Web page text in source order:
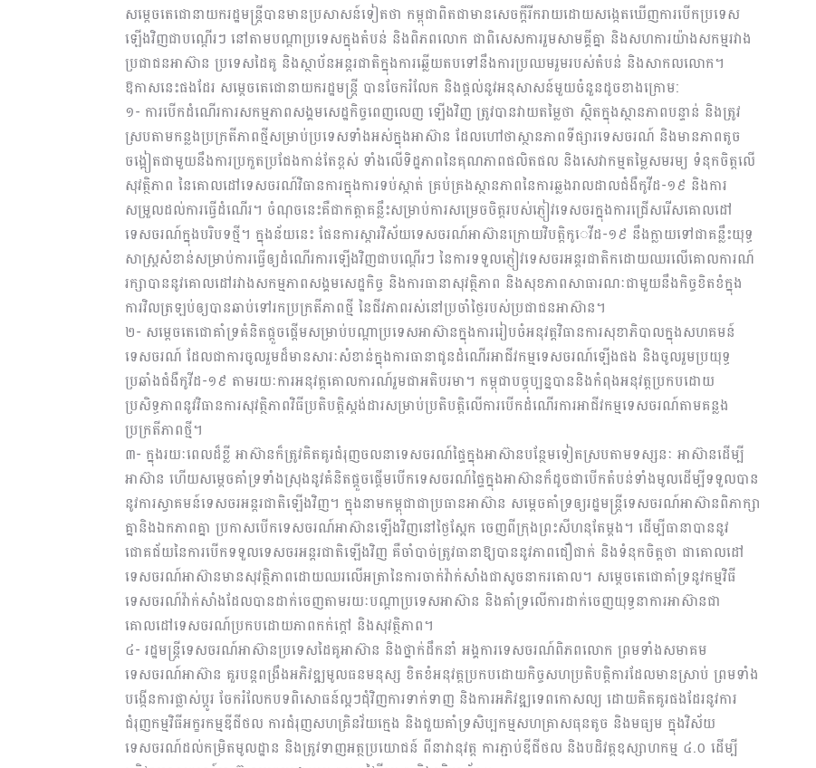
សម្តេចតេជោនាយករដ្ឋមន្ត្រីបានមានប្រសាសន៍ទៀតថា កម្ពុជាពិតជាមានសេចក្តីរីករាយដោយសង្កេតឃើញការបើកប្រទេស
ឡើងវិញជាបណ្ដើរៗ នៅតាមបណ្ដាប្រទេសក្នុងតំបន់ និងពិភពលោក ជាពិសេសការរួមសាមគ្គីគ្នា និងសហការយ៉ាងសកម្មរវាង
ប្រជាជនអាស៊ាន ប្រទេសដៃគូ និងស្ថាប័នអន្តរជាតិក្នុងការឆ្លើយតបទៅនឹងការប្រឈមរួមរបស់តំបន់ និងសាកលលោក។
ឱកាសនេះផងដែរ សម្ដេចតេជោនាយករដ្ឋមន្ត្រី បានចែករំលែក និងផ្ដល់នូវអនុសាសន៍មួយចំនួនដូចខាងក្រោម:
១- ការបើកដំណើរការសកម្មភាពសង្គមសេដ្ឋកិច្ចពេញលេញ ឡើងវិញ ត្រូវបានវាយតម្លៃថា ស្ថិតក្នុងស្ថានភាពបន្ទាន់ និងត្រូវ
ស្របតាមកន្លងប្រក្រតីភាពថ្មីសម្រាប់ប្រទេសទាំងអស់ក្នុងអាស៊ាន ដែលហៅថាស្ថានភាពទីផ្សារទេសចរណ៍ និងមានភាពតូច
ចង្អៀតជាមួយនឹងការប្រកួតប្រជែងកាន់តែខ្ពស់ ទាំងលើទិដ្ឋភាពនៃគុណភាពផលិតផល និងសេវាកម្មតម្លៃសមរម្យ ទំនុកចិត្តលើ
សុវត្ថិភាព នៃគោលដៅទេសចរណ៍វិធានការក្នុងការទប់ស្កាត់ គ្រប់គ្រងស្ថានភាពនៃការឆ្លងរាលដាលជំងឺកូវីដ-១៩ និងការ
សម្រួលដល់ការធ្វើដំណើរ។ ចំណុចនេះគឺជាកត្តាគន្លឹះសម្រាប់ការសម្រេចចិត្តរបស់ភ្ញៀវទេសចរក្នុងការជ្រើសរើសគោលដៅ
ទេសចរណ៍ក្នុងបរិបទថ្មី។ ក្នុងន័យនេះ ផែនការស្ដារវិស័យទេសចរណ៍អាស៊ានក្រោយវិបត្តិកូេវីដ-១៩ នឹងក្លាយទៅជាគន្លឹះយុទ្ធ
សាស្ត្រសំខាន់សម្រាប់ការធ្វើឲ្យដំណើរការឡើងវិញជាបណ្ដើរៗ នៃការទទួលភ្ញៀវទេសចរអន្តរជាតិកដោយឈរលើគោលការណ៍
រក្សាបាននូវគោលដៅរវាងសកម្មភាពសង្គមសេដ្ឋកិច្ច និងការធានាសុវត្ថិភាព និងសុខភាពសាធារណៈជាមួយនឹងកិច្ចខិតខំក្នុង
ការវិលត្រឡប់ឲ្យបានឆាប់ទៅរកប្រក្រតីភាពថ្មី នៃជីវភាពរស់នៅប្រចាំថ្ងៃរបស់ប្រជាជនអាស៊ាន។
២- សម្ដេចតេជោគាំទ្រគំនិតផ្តួចផ្តើមសម្រាប់បណ្ដាប្រទេសអាស៊ានក្នុងការរៀបចំអនុវត្តវិធានការសុខាភិបាលក្នុងសហគមន៍
ទេសចរណ៍ ដែលជាការចូលរួមដ៏មានសារៈសំខាន់ក្នុងការធានាជូនដំណើរអាជីវកម្មទេសចរណ៍ឡើងផង និងចូលរួមប្រយុទ្ធ
ប្រឆាំងជំងឺកូវីដ-១៩ តាមរយៈការអនុវត្តគោលការណ៍រួមជាអតិបរមា។ កម្ពុជាបច្ចុប្បន្នបាននិងកំពុងអនុវត្តប្រកបដោយ
ប្រសិទ្ធភាពនូវវិធានការសុវត្ថិភាពវិធីប្រតិបត្តិស្ដង់ដារសម្រាប់ប្រតិបត្តិលើការបើកដំណើរការអាជីវកម្មទេសចរណ៍តាមគន្លង
ប្រក្រតីភាពថ្មី។
៣- ក្នុងរយៈពេលដ៏ខ្លី អាស៊ានក៏ត្រូវគិតគូរជំរុញចលនាទេសចរណ៍ផ្ទៃក្នុងអាស៊ានបន្ថែមទៀតស្របតាមទស្សនៈ អាស៊ានដើម្បី
អាស៊ាន ហើយសម្តេចគាំទ្រទាំងស្រុងនូវគំនិតផ្ដួចផ្ដើមបើកទេសចរណ៍ផ្ទៃក្នុងអាស៊ានក៏ដូចជាបើកតំបន់ទាំងមូលដើម្បីទទួលបាន
នូវការស្វាគមន៍ទេសចរអន្តរជាតិឡើងវិញ។ ក្នុងនាមកម្ពុជាជាប្រធានអាស៊ាន សម្ដេចគាំទ្រឲ្យរដ្ឋមន្ត្រីទេសចរណ៍អាស៊ានពិភាក្សា
គ្នានិងឯកភាពគ្នា ប្រកាសបើកទេសចរណ៍អាស៊ានឡើងវិញនៅថ្ងៃស្អែក ចេញពីក្រុងព្រះសីហនុតែម្តង។ ដើម្បីធានាបាននូវ
ជោគជ័យនៃការបើកទទួលទេសចរអន្តរជាតិឡើងវិញ គឺចាំបាច់ត្រូវធានាឱ្យបាននូវភាពជឿជាក់ និងទំនុកចិត្តថា ជាគោលដៅ
ទេសចរណ៍អាស៊ានមានសុវត្ថិភាពដោយឈរលើអត្រានៃការចាក់វ៉ាក់សាំងជាសូចនាករគោល។ សម្ដេចតេជោគាំទ្រនូវកម្មវិធី
ទេសចរណ៍វ៉ាក់សាំងដែលបានដាក់ចេញតាមរយៈបណ្ដាប្រទេសអាស៊ាន និងគាំទ្រលើការដាក់ចេញយុទ្ធនាការអាស៊ានជា
គោលដៅទេសចរណ៍ប្រកបដោយភាពកក់ក្តៅ និងសុវត្ថិភាព។
៤- រដ្ឋមន្ត្រីទេសចរណ៍អាស៊ានប្រទេសដៃគូអាស៊ាន និងថ្នាក់ដឹកនាំ អង្គការទេសចរណ៍ពិភពលោក ព្រមទាំងសមាគម
ទេសចរណ៍អាស៊ាន គួរបន្តពង្រឹងអភិវឌ្ឍមូលធនមនុស្ស ខិតខំអនុវត្តប្រកបដោយកិច្ចសហប្រតិបត្តិការដែលមានស្រាប់ ព្រមទាំង
បង្កើនការផ្លាស់ប្ដូរ ចែករំលែកបទពិសោធន៍ល្អៗជុំវិញការទាក់ទាញ និងការអភិវឌ្ឍទេពកោសល្យ ដោយគិតគូរផងដែរនូវការ
ជំរុញកម្មវិធីអក្ខរកម្មឌីជីថល ការជំរុញសហគ្រិនវ័យក្មេង និងជួយគាំទ្រសិប្បកម្មសហគ្រាសធុនតូច និងមធ្យម ក្នុងវិស័យ
ទេសចរណ៍ដល់កម្រិតមូលដ្ឋាន និងត្រូវទាញអត្ថប្រយោជន៍ ពីនាវានុវត្ត ការភ្ជាប់ឌីជីថល និងបដិវត្តឧស្សាហកម្ម ៤.០ ដើម្បី